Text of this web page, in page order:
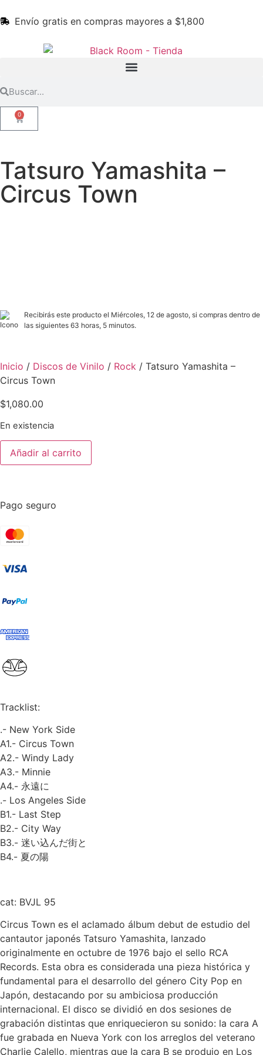
Envío gratis en compras mayores a $1,800
0
Tatsuro Yamashita –
Circus Town
Recibirás este producto el Miércoles, 12 de agosto, si compras dentro de
las siguientes 63 horas, 5 minutos.
Inicio / Discos de Vinilo / Rock / Tatsuro Yamashita –
Circus Town
$1,080.00
En existencia
Añadir al carrito
Pago seguro
Tracklist:
.- New York Side
A1.- Circus Town
A2.- Windy Lady
A3.- Minnie
A4.- 永遠に
.- Los Angeles Side
B1.- Last Step
B2.- City Way
B3.- 迷い込んだ街と
B4.- 夏の陽
cat: BVJL 95
Circus Town es el aclamado álbum debut de estudio del
cantautor japonés Tatsuro Yamashita, lanzado
originalmente en octubre de 1976 bajo el sello RCA
Records. Esta obra es considerada una pieza histórica y
fundamental para el desarrollo del género City Pop en
Japón, destacando por su ambiciosa producción
internacional. El disco se dividió en dos sesiones de
grabación distintas que enriquecieron su sonido: la cara A
fue grabada en Nueva York con los arreglos del veterano
Charlie Calello, mientras que la cara B se produjo en Los